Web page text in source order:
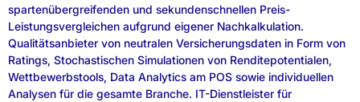
spartenübergreifenden und sekundenschnellen Preis-
Leistungsvergleichen aufgrund eigener Nachkalkulation.
Qualitätsanbieter von neutralen Versicherungsdaten in Form von
Ratings, Stochastischen Simulationen von Renditepotentialen,
Wettbewerbstools, Data Analytics am POS sowie individuellen
Analysen für die gesamte Branche. IT-Dienstleister für